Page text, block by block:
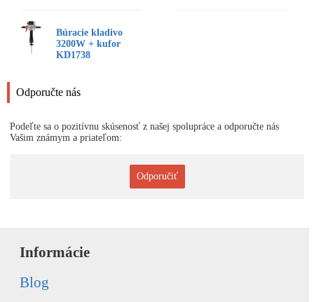
Búracie kladivo
3200W + kufor
KD1738
Odporučte nás
Podeľte sa o pozitívnu skúsenosť z našej spolupráce a odporučte nás
Vašim známym a priateľom:
Odporučiť
Informácie
Blog